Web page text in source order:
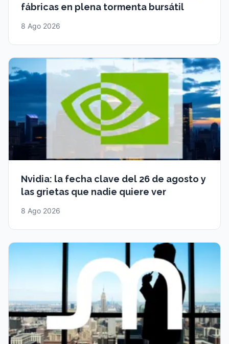
fábricas en plena tormenta bursátil
8 Ago 2026
Nvidia: la fecha clave del 26 de agosto y
las grietas que nadie quiere ver
8 Ago 2026